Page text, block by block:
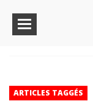
ARTICLES TAGGÉS